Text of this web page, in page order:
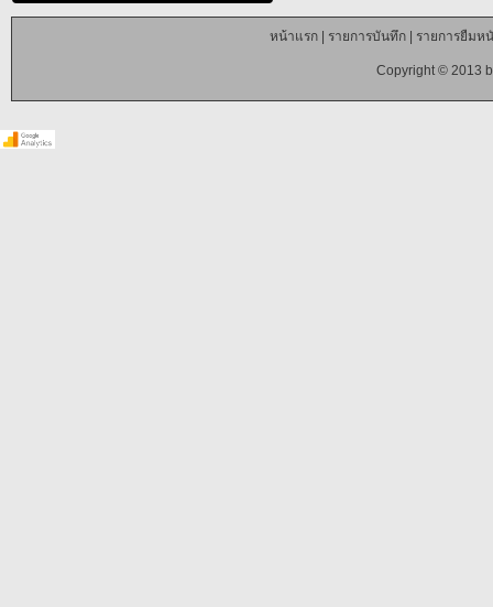
หน้าแรก| รายการบันทึก| รายการยืมห
Copyright © 2013